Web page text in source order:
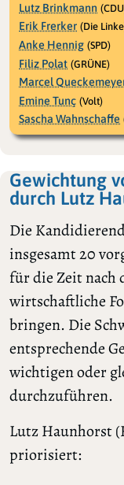
Lutz Brinkmann
Erik Frerker (Die
Anke Hennig (SPD)
Filiz Polat (GRÜNE)
Marcel
Emine Tunç (Volt)
Sascha Wahnschaffe
Gewichtung
durch Lutz
Die
insgesamt 20
für die Zeit nach
wirtschaftliche
bringen. Die
entsprechende
wichtigen oder
durchzuführen.
Lutz Haunhorst
priorisiert: